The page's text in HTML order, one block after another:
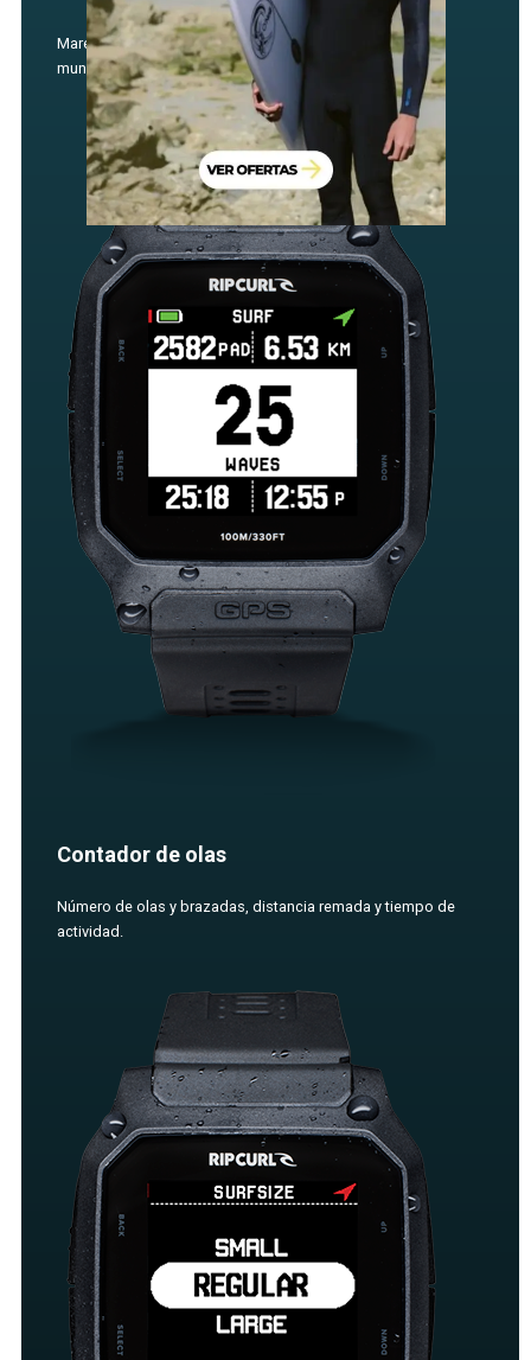
Marea actual y futuras en más de 1400 spots de todo el
mundo.
Contador de olas
Número de olas y brazadas, distancia remada y tiempo de
actividad.